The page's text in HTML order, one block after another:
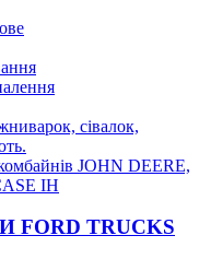
сівалок,
JOHN DEERE,
IH
TRUCKS